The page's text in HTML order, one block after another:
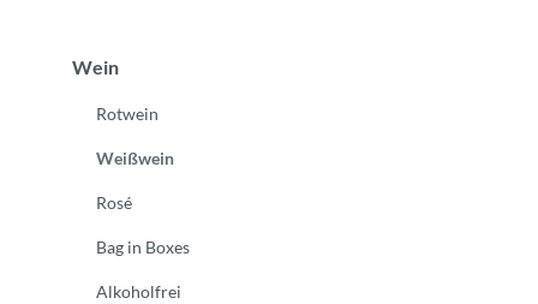
Wein
Rotwein
Weißwein
Rosé
Bag in Boxes
Alkoholfrei